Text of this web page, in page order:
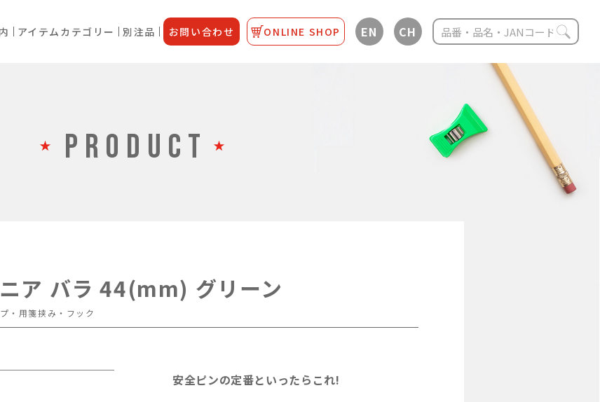
アイテムカテゴリー 別注品 お問い合わせ ONLINE SHOP EN CH
PRODUCT
ア バラ 44(mm) グリーン
・用箋挟み・フック
安全ピンの定番といったらこれ!